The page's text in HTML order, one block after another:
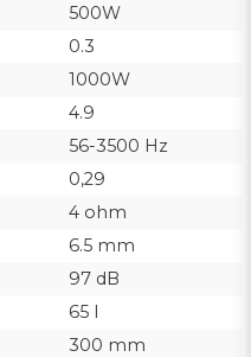
500W
0.3
1000W
4.9
56-3500 Hz
0,29
4 ohm
6.5 mm
97 dB
65 l
300 mm